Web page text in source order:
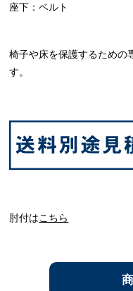
座下：ベルト
椅子や床を保護するための
す。
肘付はこちら